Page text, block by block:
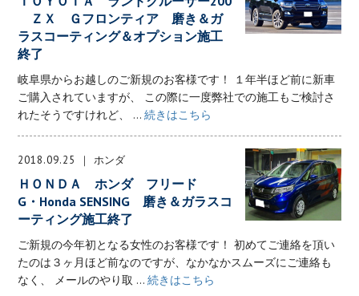
ＺＸ Ｇフロンティア 磨き＆ガ
ラスコーティング＆オプション施工
終了
岐阜県からお越しのご新規のお客様です！ １年半ほど前に新車
ご購入されていますが、 この際に一度弊社での施工もご検討さ
れたそうですけれど、 ...続きはこちら
2018.09.25 ホンダ
ＨＯＮＤＡ ホンダ フリード
G・Honda SENSING 磨き＆ガラスコ
ーティング施工終了
ご新規の今年初となる女性のお客様です！ 初めてご連絡を頂い
たのは３ヶ月ほど前なのですが、なかなかスムーズにご連絡も
なく、 メールのやり取 ...続きはこちら